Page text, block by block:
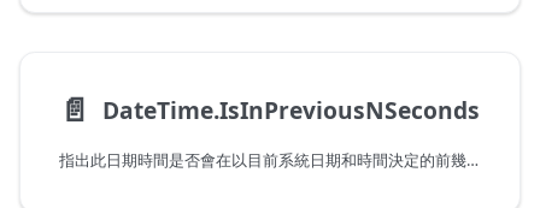
📄️ DateTime.IsInPreviousNSeconds
指出此日期時間是否會在以目前系統日期和時間決定的前幾秒發生。請注意，傳遞會在目前秒發生的值時，此函式會傳回 false。